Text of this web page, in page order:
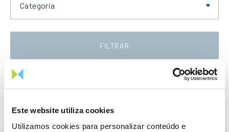
Este website utiliza cookies
Utilizamos cookies para personalizar conteúdo e
Categoria
FILTRAR
Data Decrescente